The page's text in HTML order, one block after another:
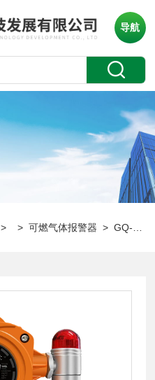
导航
> >可燃气体报警器 > GQ-YA-D400TE可燃有毒气体报警器 瓦斯探测器